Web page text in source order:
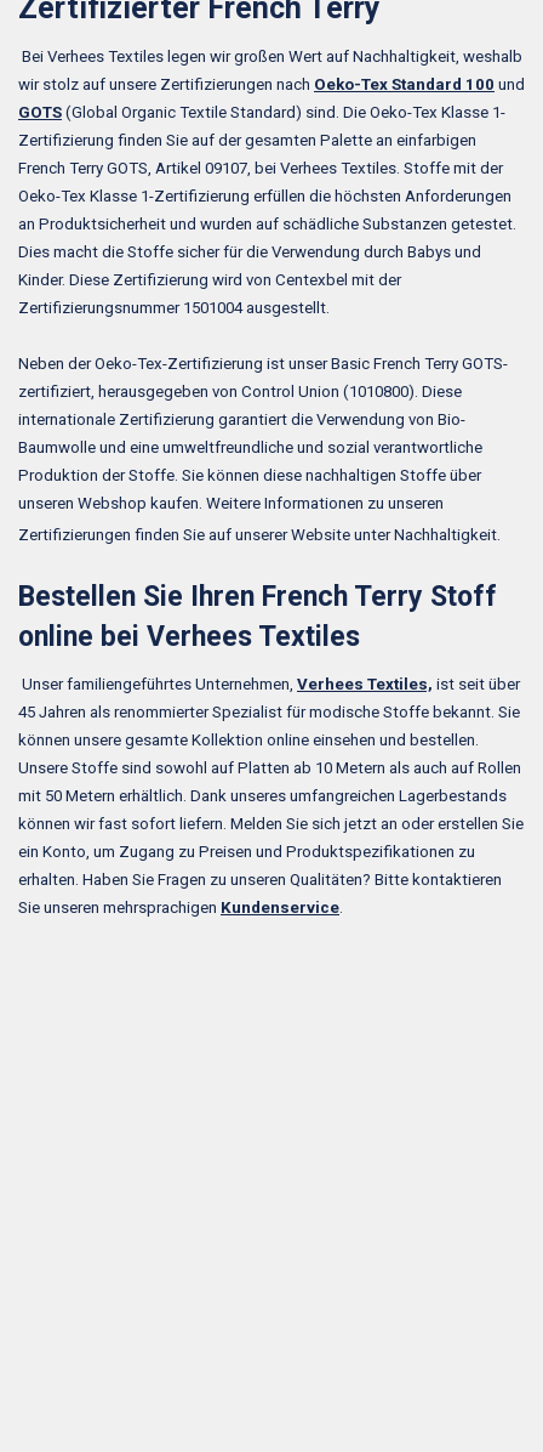
Zertifizierter French Terry
Bei Verhees Textiles legen wir großen Wert auf Nachhaltigkeit, weshalb
wir stolz auf unsere Zertifizierungen nach Oeko-Tex Standard 100 und
GOTS (Global Organic Textile Standard) sind. Die Oeko-Tex Klasse 1-
Zertifizierung finden Sie auf der gesamten Palette an einfarbigen
French Terry GOTS, Artikel 09107, bei Verhees Textiles. Stoffe mit der
Oeko-Tex Klasse 1-Zertifizierung erfüllen die höchsten Anforderungen
an Produktsicherheit und wurden auf schädliche Substanzen getestet.
Dies macht die Stoffe sicher für die Verwendung durch Babys und
Kinder. Diese Zertifizierung wird von Centexbel mit der
Zertifizierungsnummer 1501004 ausgestellt.
Neben der Oeko-Tex-Zertifizierung ist unser Basic French Terry GOTS-
zertifiziert, herausgegeben von Control Union (1010800). Diese
internationale Zertifizierung garantiert die Verwendung von Bio-
Baumwolle und eine umweltfreundliche und sozial verantwortliche
Produktion der Stoffe. Sie können diese nachhaltigen Stoffe über
unseren Webshop kaufen. Weitere Informationen zu unseren
Zertifizierungen finden Sie auf unserer Website unter Nachhaltigkeit.
Bestellen Sie Ihren French Terry Stoff
online bei Verhees Textiles
Unser familiengeführtes Unternehmen, Verhees Textiles, ist seit über
45 Jahren als renommierter Spezialist für modische Stoffe bekannt. Sie
können unsere gesamte Kollektion online einsehen und bestellen.
Unsere Stoffe sind sowohl auf Platten ab 10 Metern als auch auf Rollen
mit 50 Metern erhältlich. Dank unseres umfangreichen Lagerbestands
können wir fast sofort liefern. Melden Sie sich jetzt an oder erstellen Sie
ein Konto, um Zugang zu Preisen und Produktspezifikationen zu
erhalten. Haben Sie Fragen zu unseren Qualitäten? Bitte kontaktieren
Sie unseren mehrsprachigen Kundenservice.